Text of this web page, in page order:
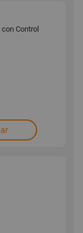
Control